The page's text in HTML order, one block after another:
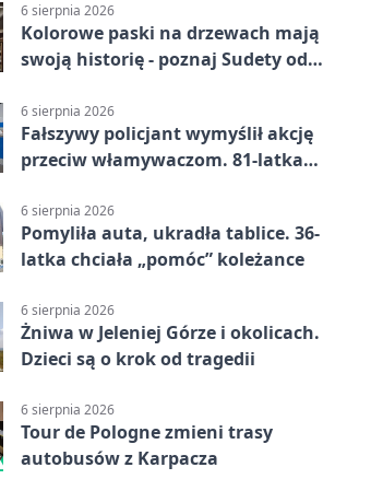
6 sierpnia 2026
Kolorowe paski na drzewach mają
swoją historię - poznaj Sudety od
6 sierpnia 2026
Fałszywy policjant wymyślił akcję
przeciw włamywaczom. 81-latka
6 sierpnia 2026
Pomyliła auta, ukradła tablice. 36-
latka chciała „pomóc” koleżance
6 sierpnia 2026
Żniwa w Jeleniej Górze i okolicach.
Dzieci są o krok od tragedii
6 sierpnia 2026
Tour de Pologne zmieni trasy
autobusów z Karpacza